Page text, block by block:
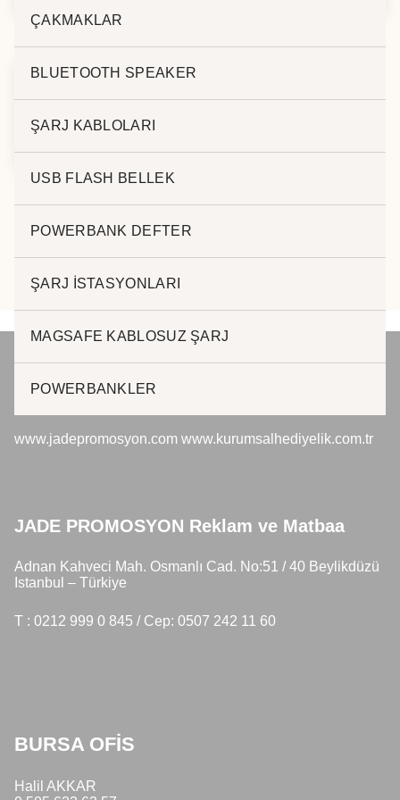
ÇAKMAKLAR
BLUETOOTH SPEAKER
ŞARJ KABLOLARI
USB FLASH BELLEK
POWERBANK DEFTER
ŞARJ İSTASYONLARI
MAGSAFE KABLOSUZ ŞARJ
POWERBANKLER
L. ROLLER KALEM
9287-R
www.jadepromosyon.com www.kurumsalhediyelik.com.tr
JADE PROMOSYON Reklam ve Matbaa
Adnan Kahveci Mah. Osmanlı Cad. No:51 / 40 Beylikdüzü
Istanbul – Türkiye
T : 0212 999 0 845 / Cep: 0507 242 11 60
BURSA OFİS
Halil AKKAR